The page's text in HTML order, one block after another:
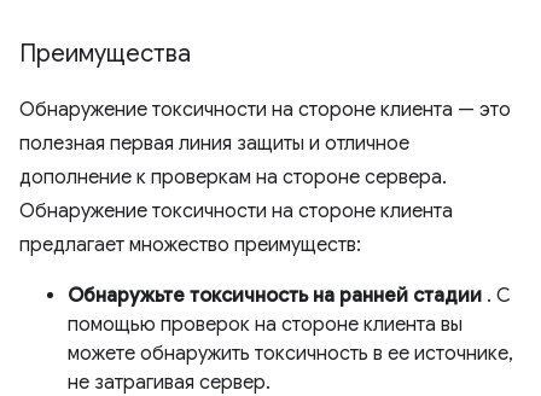
Преимущества
Обнаружение токсичности на стороне клиента — это
полезная первая линия защиты и отличное
дополнение к проверкам на стороне сервера.
Обнаружение токсичности на стороне клиента
предлагает множество преимуществ:
Обнаружьте токсичность на ранней стадии . С
помощью проверок на стороне клиента вы
можете обнаружить токсичность в ее источнике,
не затрагивая сервер.